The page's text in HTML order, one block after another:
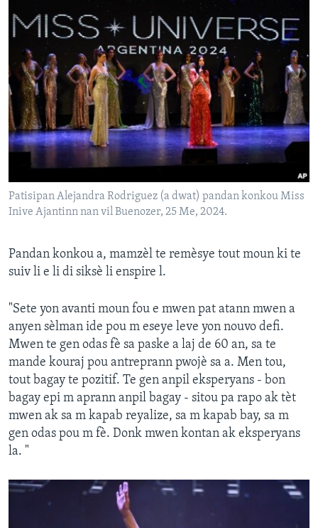
Patisipan Alejandra Rodriguez (a dwat) pandan konkou Miss
Inive Ajantinn nan vil Buenozer, 25 Me, 2024.
Pandan konkou a, mamzèl te remèsye tout moun ki te
suiv li e li di siksè li enspire l.
"Sete yon avanti moun fou e mwen pat atann mwen a
anyen sèlman ide pou m eseye leve yon nouvo defi.
Mwen te gen odas fè sa paske a laj de 60 an, sa te
mande kouraj pou antreprann pwojè sa a. Men tou,
tout bagay te pozitif. Te gen anpil eksperyans - bon
bagay epi m aprann anpil bagay - sitou pa rapo ak tèt
mwen ak sa m kapab reyalize, sa m kapab bay, sa m
gen odas pou m fè. Donk mwen kontan ak eksperyans
la. "